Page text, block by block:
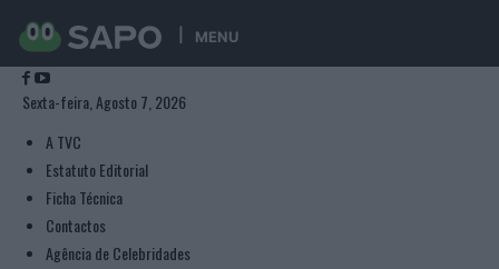
MENU
Sexta-feira, Agosto 7, 2026
A TVC
Estatuto Editorial
Ficha Técnica
Contactos
Agência de Celebridades